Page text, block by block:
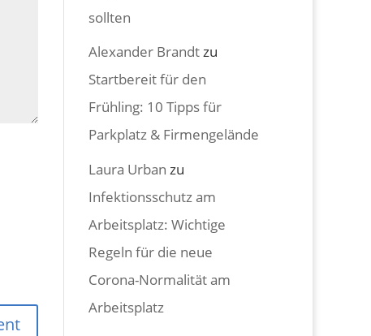
sollten
Alexander Brandtzu
Startbereit für den
Frühling: 10 Tipps für
Parkplatz & Firmengelände
Laura Urban zu
Infektionsschutz am
Arbeitsplatz: Wichtige
Regeln für die neue
Corona-Normalität am
Arbeitsplatz